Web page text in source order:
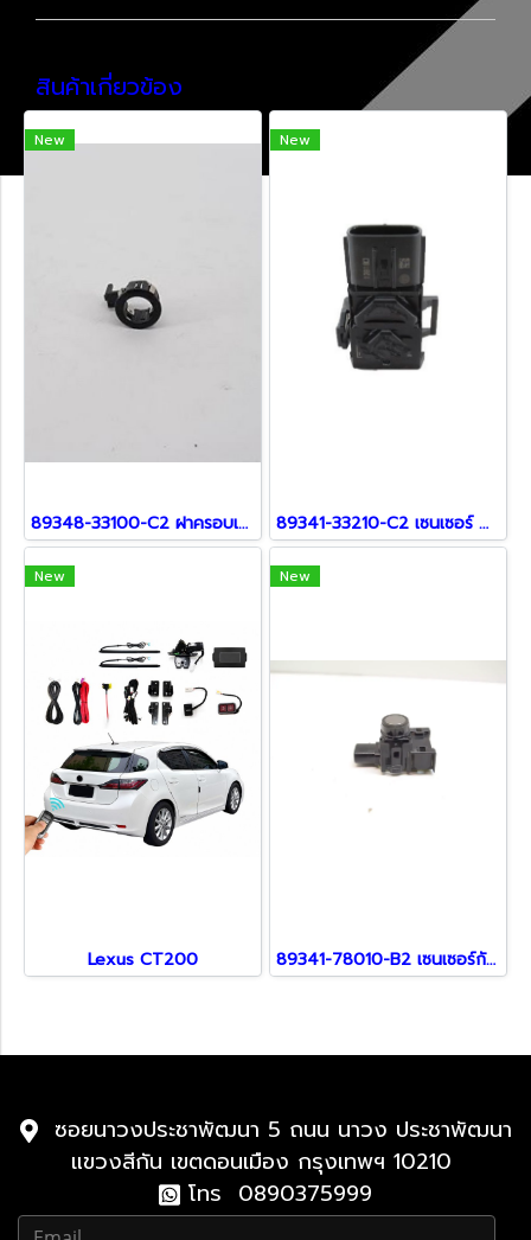
สินค้าเกี่ยวข้อง
New
89348-33100-C2 ฝาครอบเซ็นเซอร์ สำหรับ Lexus
New
89341-33210-C2 เซนเซอร์ สำหรับ Lexus
New
Lexus CT200
New
89341-78010-B2 เซนเซอร์กันชน สำหรับรถ Lexus
ซอยนาวงประชาพัฒนา 5 ถนน นาวง ประชาพัฒนา
แขวงสีกัน เขตดอนเมือง กรุงเทพฯ 10210
โทร 0890375999